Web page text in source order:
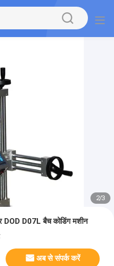
2/3
DOD D07L बैच कोडिंग मशीन
अब से संपर्क करें